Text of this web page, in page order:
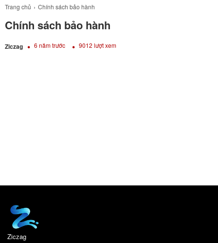
Trang chủ Chính sách bảo hành
Chính sách bảo hành
Ziczag 6 năm trước 9012 lượt xem
Ziczag